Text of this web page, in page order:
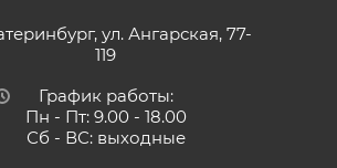
ул. Ангарская, 77-
119
График работы:
Пн - Пт: 9.00 - 18.00
Сб - ВС: выходные